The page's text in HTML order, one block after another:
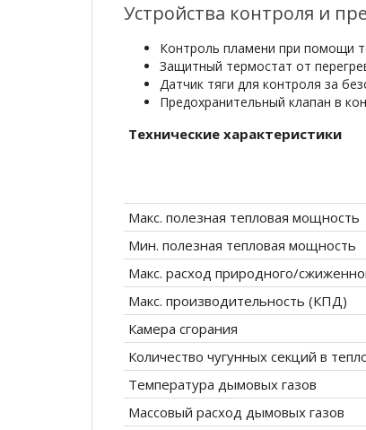
Устройства контроля и
Контроль пламени при помощи
Защитный термостат от
Датчик тяги для контроля за
Предохранительный клапан в
Технические характеристики
Макс. полезная тепловая мощность
Мин. полезная тепловая мощность
Макс. расход природного/
Макс. производительность (КПД)
Камера сгорания
Количество чугунных секций в
Температура дымовых газов
Массовый расход дымовых газов